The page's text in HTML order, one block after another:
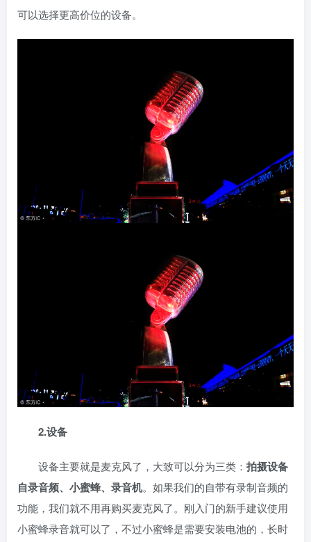
可以选择更高价位的设备。
2.设备
设备主要就是麦克风了，大致可以分为三类： 拍摄设备
自录音频、小蜜蜂、录音机。如果我们的自带有录制音频的
功能，我们就不用再购买麦克风了。刚入门的新手建议使用
小蜜蜂录音就可以了，不过小蜜蜂是需要安装电池的，长时